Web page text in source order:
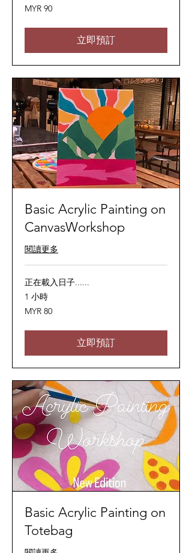
90
马
西
吉
MYR 90
立即預訂
Basic Acrylic Painting on
CanvasWorkshop
閱讀更多
正在載入日子......
1 小時
80
马
西
吉
MYR 80
立即預訂
Basic Acrylic Painting on
Totebag